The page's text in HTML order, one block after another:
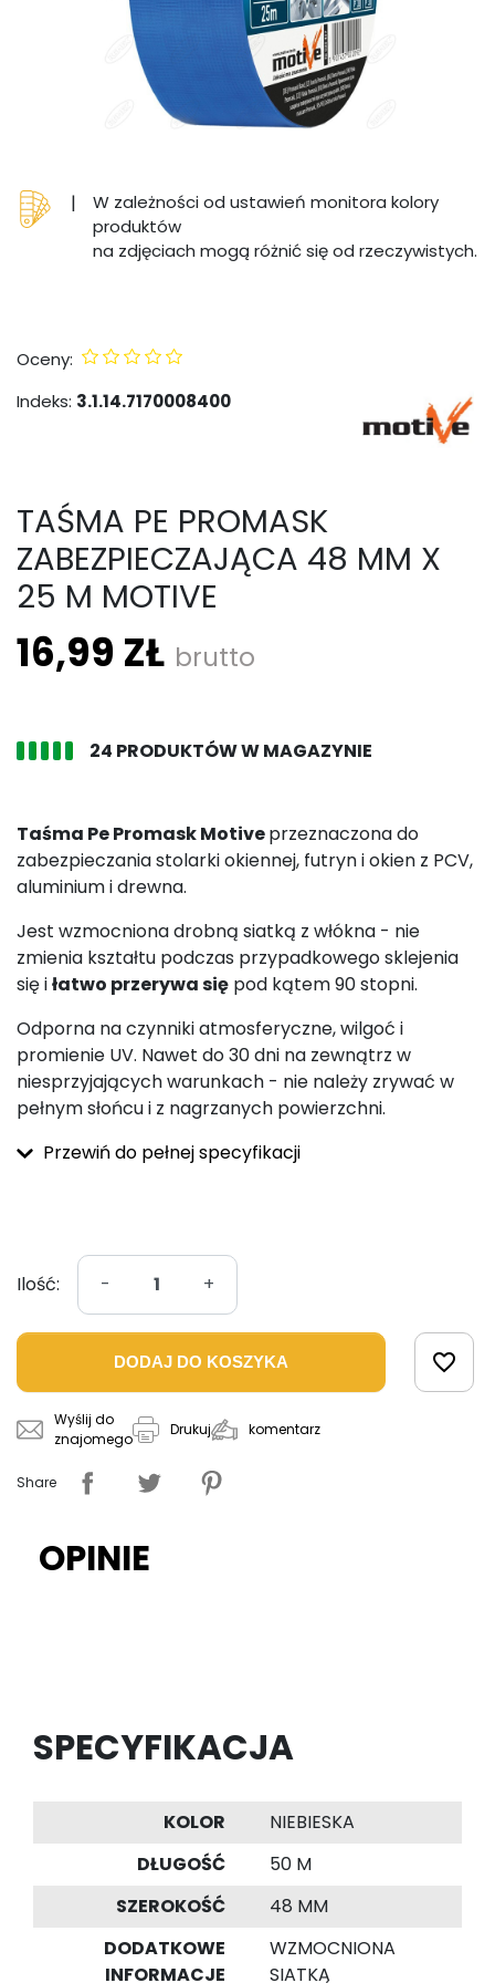
|
W zależności od ustawień monitora kolory
produktów
na zdjęciach mogą różnić się od rzeczywistych.
Oceny:
Indeks: 3.1.14.7170008400
TAŚMA PE PROMASK
ZABEZPIECZAJĄCA 48 MM X
25 M MOTIVE
16,99 ZŁ brutto
24 PRODUKTÓW W MAGAZYNIE
Taśma Pe Promask Motiveprzeznaczona do
zabezpieczania stolarki okiennej, futryn i okien z PCV,
aluminium i drewna.
Jest wzmocniona drobną siatką z włókna - nie
zmienia kształtu podczas przypadkowego sklejenia
się iłatwo przerywa się pod kątem 90 stopni.
Odporna na czynniki atmosferyczne, wilgoć i
promienie UV. Nawet do 30 dni na zewnątrz w
niesprzyjających warunkach - nie należy zrywać w
pełnym słońcu i z nagrzanych powierzchni.
Przewiń do pełnej specyfikacji
Ilość: - +
DODAJ DO KOSZYKA favorite_border
Wyślij do
znajomego
Drukuj komentarz
Share
OPINIE
SPECYFIKACJA
KOLOR
NIEBIESKA
DŁUGOŚĆ
50 M
SZEROKOŚĆ
48 MM
DODATKOWE
INFORMACJE
WZMOCNIONA
SIATKĄ